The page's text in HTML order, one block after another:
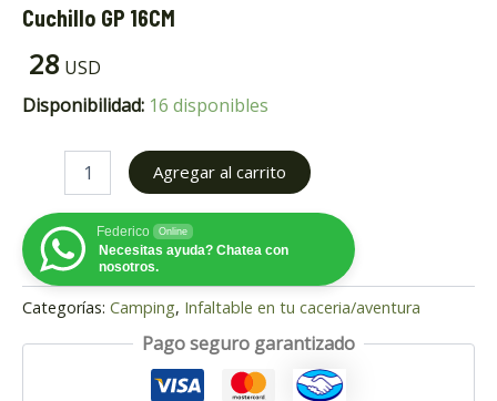
Cuchillo GP 16CM
28 USD
Disponibilidad: 16 disponibles
Agregar al carrito
Federico Online
Necesitas ayuda? Chatea con
nosotros.
Categorías: Camping, Infaltable en tu caceria/aventura
Pago seguro garantizado